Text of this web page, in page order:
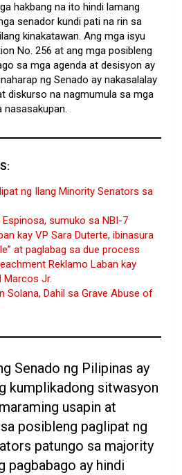
hakbang na ito hindi lamang
senador kundi pati na rin sa
kinakatawan. Ang mga isyu
No. 256 at ang mga posibleng
sa mga agenda at desisyon ay
ng Senado ay nakasalalay
diskurso na nagmumula sa mga
nasasakupan.
ng Ilang Minority Senators sa
sumuko sa NBI-7
kay VP Sara Duterte, ibinasura
at paglabag sa due process
Reklamo Laban kay
Marcos Jr.
Solana, Dahil sa Grave Abuse of
Senado ng Pilipinas ay
kumplikadong sitwasyon
usapin at
posibleng paglipat ng
patungo sa majority
pagbabago ay hindi